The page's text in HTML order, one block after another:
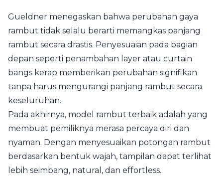
Gueldner menegaskan bahwa perubahan gaya
rambut tidak selalu berarti memangkas panjang
rambut secara drastis. Penyesuaian pada bagian
depan seperti penambahan layer atau curtain
bangs kerap memberikan perubahan signifikan
tanpa harus mengurangi panjang rambut secara
keseluruhan.
Pada akhirnya, model rambut terbaik adalah yang
membuat pemiliknya merasa percaya diri dan
nyaman. Dengan menyesuaikan potongan rambut
berdasarkan bentuk wajah, tampilan dapat terlihat
lebih seimbang, natural, dan effortless.